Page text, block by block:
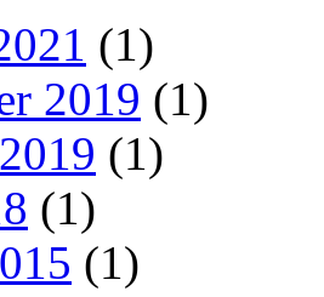
(1)
2019 (1)
(1)
(1)
(1)